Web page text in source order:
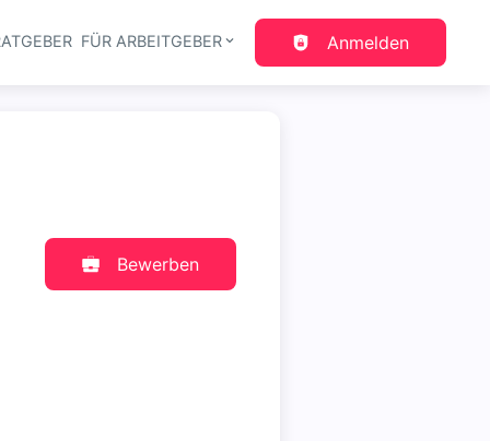
FÜR ARBEITGEBER Anmelden
Bewerben